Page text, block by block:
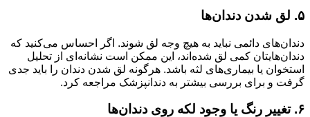
۵. لق شدن دندان‌ها
دندان‌های دائمی نباید به هیچ وجه لق شوند. اگر احساس می‌کنید که
دندان‌هایتان کمی لق شده‌اند، این ممکن است نشانه‌ای از تحلیل
استخوان یا بیماری‌های لثه باشد. هرگونه لق شدن دندان را باید جدی
گرفت و برای بررسی بیشتر به دندانپزشک مراجعه کرد.
۶. تغییر رنگ یا وجود لکه روی دندان‌ها